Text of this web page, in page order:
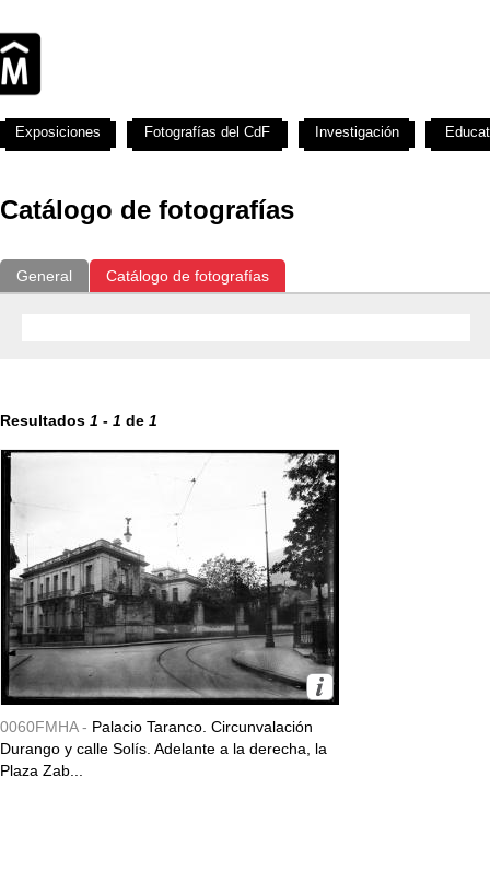
Catálogo de fotografías
General Catálogo de fotografías
Resultados 1 - 1 de 1
0060FMHA - Palacio Taranco. Circunvalación
Durango y calle Solís. Adelante a la derecha, la
Plaza Zab...
Exposiciones Fotografías del CdF Investigación